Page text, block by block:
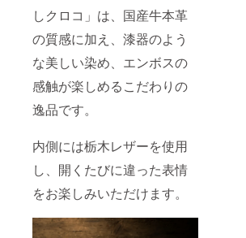
しクロコ」は、国産牛本革
の質感に加え、漆器のよう
な美しい染め、エンボスの
感触が楽しめるこだわりの
逸品です。
内側には栃木レザーを使用
し、開くたびに違った表情
をお楽しみいただけます。